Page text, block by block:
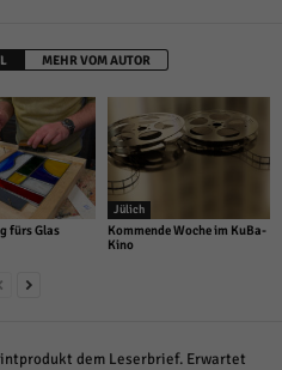
MEHR VOM AUTOR
fürs Glas
Jülich
Kommende Woche im KuBa-
Kino
dem Leserbrief. Erwartet